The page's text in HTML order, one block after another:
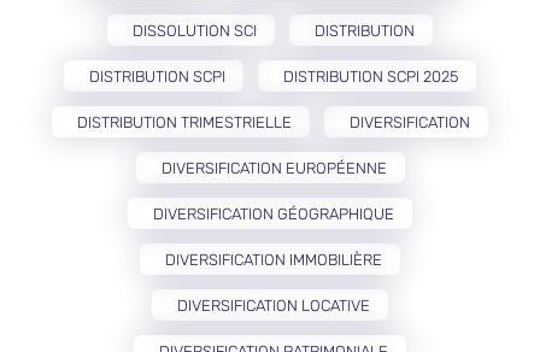
DISSOLUTION SCI DISTRIBUTION
DISTRIBUTION SCPI DISTRIBUTION SCPI 2025
DISTRIBUTION TRIMESTRIELLE DIVERSIFICATION
DIVERSIFICATION EUROPÉENNE
DIVERSIFICATION GÉOGRAPHIQUE
DIVERSIFICATION IMMOBILIÈRE
DIVERSIFICATION LOCATIVE